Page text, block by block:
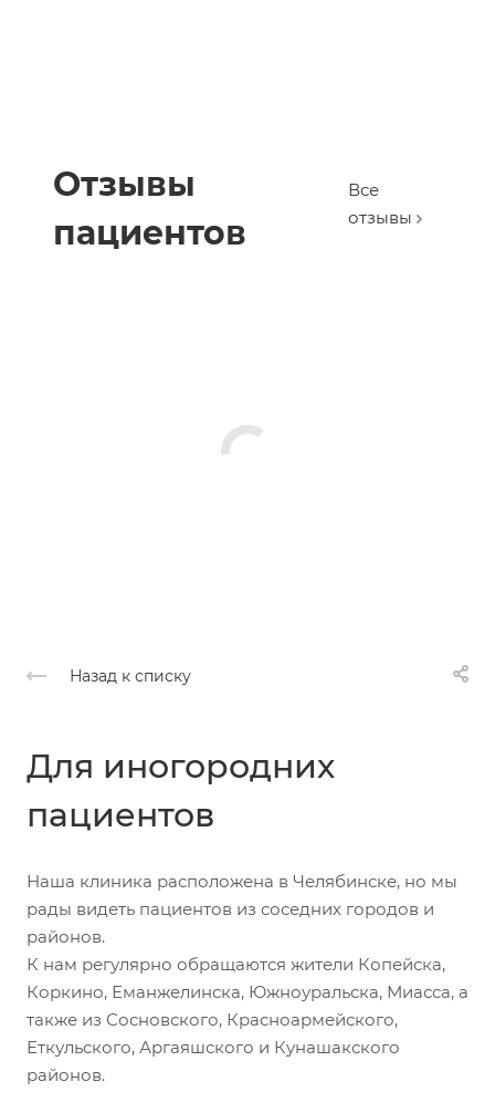
Отзывы
пациентов
Все
отзывы
Назад к списку
Для иногородних
пациентов
Наша клиника расположена в Челябинске, но мы
рады видеть пациентов из соседних городов и
районов.
К нам регулярно обращаются жители Копейска,
Коркино, Еманжелинска, Южноуральска, Миасса, а
также из Сосновского, Красноармейского,
Еткульского, Аргаяшского и Кунашакского
районов.